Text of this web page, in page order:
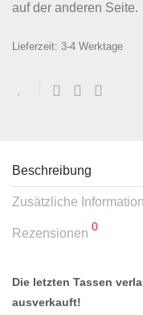
auf der anderen Seite.
Lieferzeit: 3-4 Werktage
Beschreibung
Zusätzliche
Rezensionen 0
Die letzten Tassen
ausverkauft!